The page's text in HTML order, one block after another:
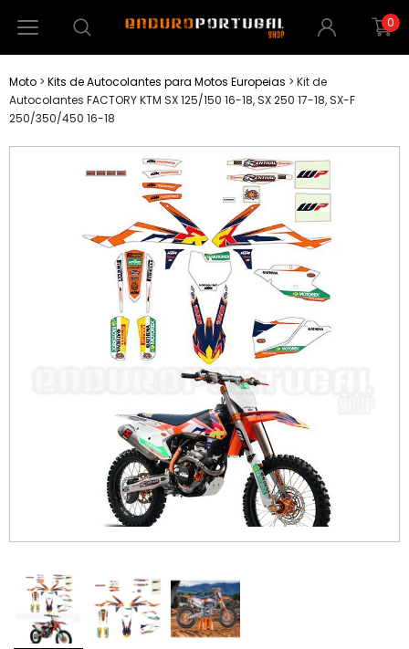
0
Moto > Kits de Autocolantes para Motos Europeias > Kit de
Autocolantes FACTORY KTM SX 125/150 16-18, SX 250 17-18, SX-F
250/350/450 16-18